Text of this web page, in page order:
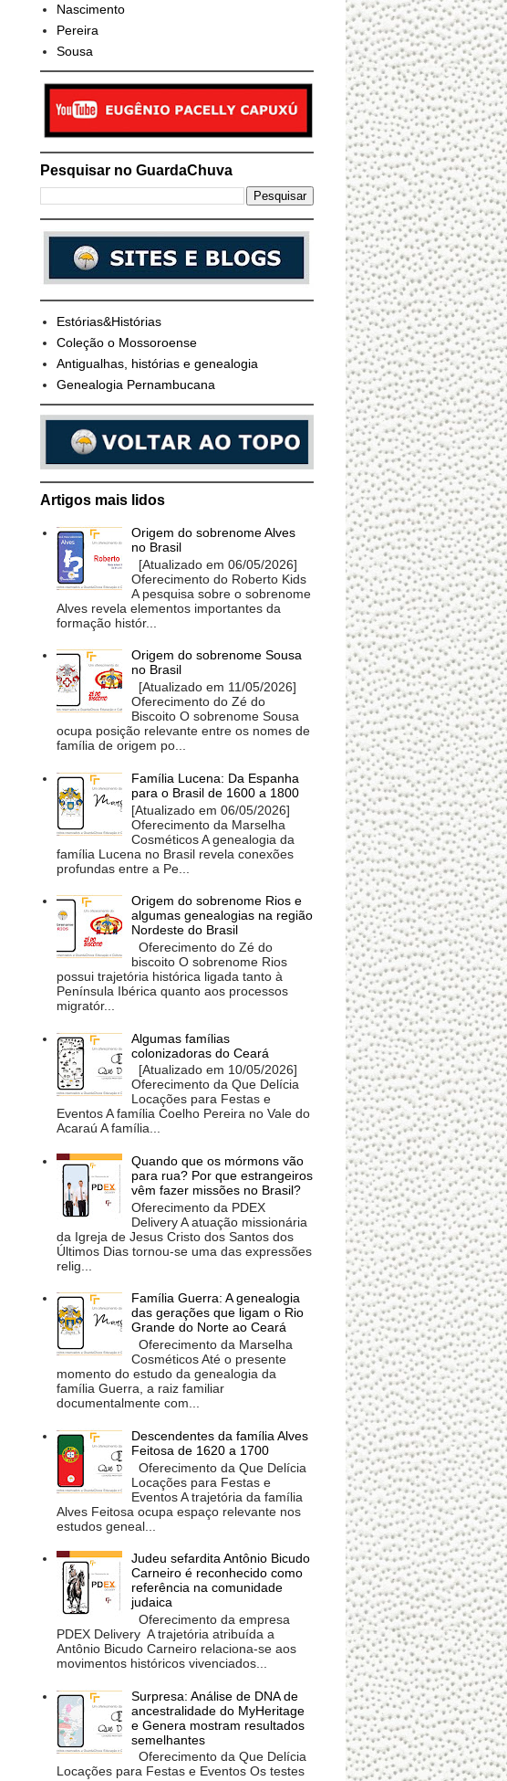
Nascimento
Pereira
Sousa
Pesquisar no GuardaChuva
Estórias&Histórias
Coleção o Mossoroense
Antigualhas, histórias e genealogia
Genealogia Pernambucana
Artigos mais lidos
Origem do sobrenome Alves
no Brasil
[Atualizado em 06/05/2026]
Oferecimento do Roberto Kids
A pesquisa sobre o sobrenome
Alves revela elementos importantes da
formação histór...
Origem do sobrenome Sousa
no Brasil
[Atualizado em 11/05/2026]
Oferecimento do Zé do
Biscoito O sobrenome Sousa
ocupa posição relevante entre os nomes de
família de origem po...
Família Lucena: Da Espanha
para o Brasil de 1600 a 1800
[Atualizado em 06/05/2026]
Oferecimento da Marselha
Cosméticos A genealogia da
família Lucena no Brasil revela conexões
profundas entre a Pe...
Origem do sobrenome Rios e
algumas genealogias na região
Nordeste do Brasil
Oferecimento do Zé do
biscoito O sobrenome Rios
possui trajetória histórica ligada tanto à
Península Ibérica quanto aos processos
migratór...
Algumas famílias
colonizadoras do Ceará
[Atualizado em 10/05/2026]
Oferecimento da Que Delícia
Locações para Festas e
Eventos A família Coelho Pereira no Vale do
Acaraú A família...
Quando que os mórmons vão
para rua? Por que estrangeiros
vêm fazer missões no Brasil?
Oferecimento da PDEX
Delivery A atuação missionária
da Igreja de Jesus Cristo dos Santos dos
Últimos Dias tornou-se uma das expressões
relig...
Família Guerra: A genealogia
das gerações que ligam o Rio
Grande do Norte ao Ceará
Oferecimento da Marselha
Cosméticos Até o presente
momento do estudo da genealogia da
família Guerra, a raiz familiar
documentalmente com...
Descendentes da família Alves
Feitosa de 1620 a 1700
Oferecimento da Que Delícia
Locações para Festas e
Eventos A trajetória da família
Alves Feitosa ocupa espaço relevante nos
estudos geneal...
Judeu sefardita Antônio Bicudo
Carneiro é reconhecido como
referência na comunidade
judaica
Oferecimento da empresa
PDEX Delivery A trajetória atribuída a
Antônio Bicudo Carneiro relaciona-se aos
movimentos históricos vivenciados...
Surpresa: Análise de DNA de
ancestralidade do MyHeritage
e Genera mostram resultados
semelhantes
Oferecimento da Que Delícia
Locações para Festas e Eventos Os testes